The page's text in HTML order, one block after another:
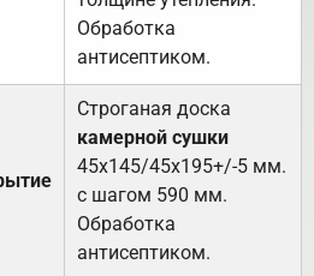
Обработка
антисептиком.
Строганая доска
камерной сушки
45х145/45х195+/-5 мм.
с шагом 590 мм.
Обработка
антисептиком.